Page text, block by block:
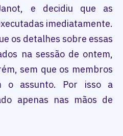
e decidiu que as
imediatamente.
os detalhes sobre essas
na sessão de ontem,
sem que os membros
o assunto. Por isso a
apenas nas mãos de